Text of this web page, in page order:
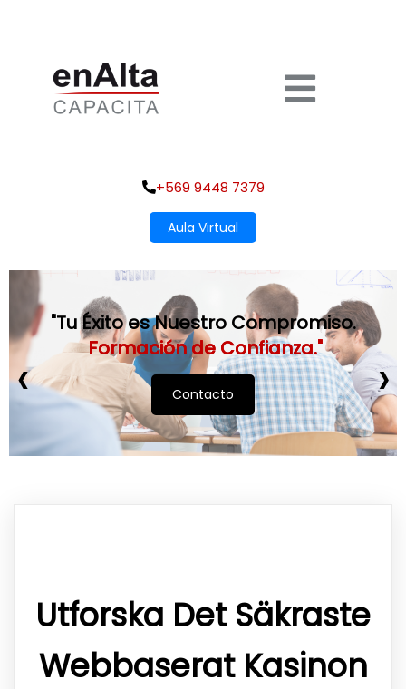
+569 9448 7379
Aula Virtual
"Tu Éxito es Nuestro Compromiso.
Formación de Confianza."
Contacto
‹ ›
Utforska Det Säkraste
Webbaserat Kasinon